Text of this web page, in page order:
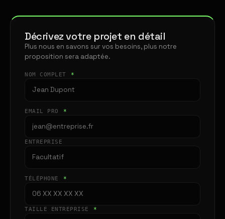
Décrivez votre projet en détail
Plus nous en savons sur vos besoins, plus notre
proposition sera adaptée.
NOM COMPLET *
EMAIL PRO *
ENTREPRISE
TÉLÉPHONE *
TAILLE ENTREPRISE *